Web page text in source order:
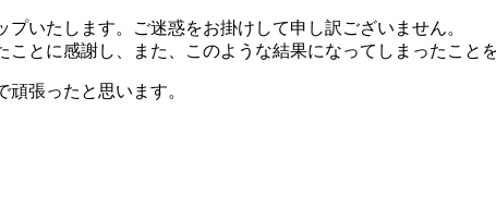
いたします。ご迷惑をお掛けして申し訳ございません。
とに感謝し、また、このような結果になってしまったこと
張ったと思います。